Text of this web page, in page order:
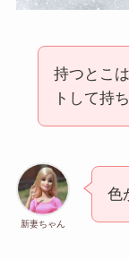
持つとこ
トして持
新妻ちゃん
色